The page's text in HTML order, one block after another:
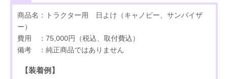
商品名：トラクター用 日よけ（キャノピー、サンバイザ
ー）
費用 ：75,000円（税込、取付費込）
備考 ：純正商品ではありません
【装着例】